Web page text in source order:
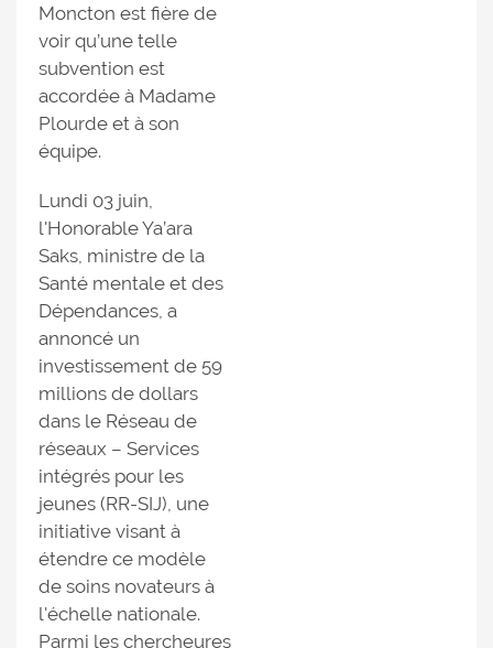
Moncton est fière de
voir qu’une telle
subvention est
accordée à Madame
Plourde et à son
équipe.
Lundi 03 juin,
l'Honorable Ya’ara
Saks, ministre de la
Santé mentale et des
Dépendances, a
annoncé un
investissement de 59
millions de dollars
dans le Réseau de
réseaux – Services
intégrés pour les
jeunes (RR-SIJ), une
initiative visant à
étendre ce modèle
de soins novateurs à
l'échelle nationale.
Parmi les chercheures